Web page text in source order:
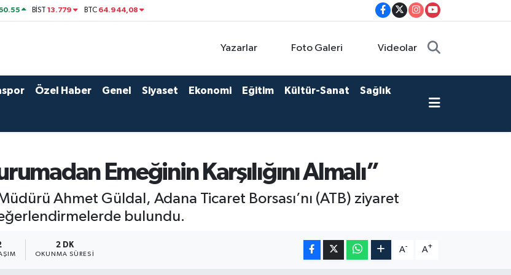
BİST13.779 BTC 64.944,08
Yazarlar Foto Galeri Videolar
Özel Haber Genel Siyaset Ekonomi Eğitim Kültür-Sanat Sağlık
Emeğinin Karşılığını Almalı”
Ahmet Güldal, Adana Ticaret Borsası’nı (ATB) ziyaret
bulundu.
2 DK
OKUNMA SÜRESI
A- A+